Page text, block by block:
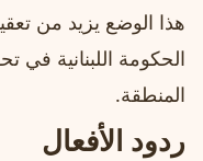
هذا الوضع يزيد من
الحكومة اللبنانية في
المنطقة.
ردود الأفعال